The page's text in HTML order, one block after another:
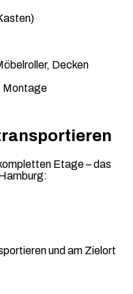
Decken
Montage
Etage – das
und am Zielort